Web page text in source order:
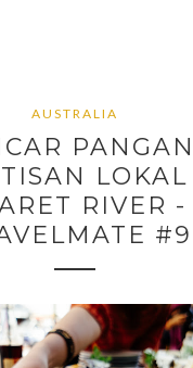
AUSTRALIA
LOKAL
RIVER -
#9